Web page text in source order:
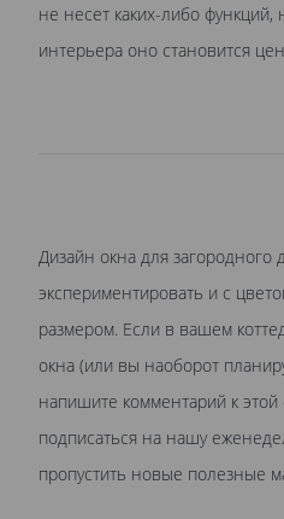
не несет каких-либо функций,
интерьера оно становится
Дизайн окна для загородного
экспериментировать и с
размером. Если в вашем
окна (или вы наоборот
напишите комментарий к
подписаться на нашу
пропустить новые полезные